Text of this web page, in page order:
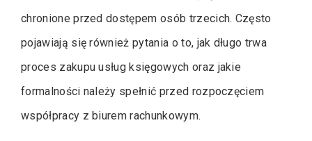
chronione przed dostępem osób trzecich. Często
pojawiają się również pytania o to, jak długo trwa
proces zakupu usług księgowych oraz jakie
formalności należy spełnić przed rozpoczęciem
współpracy z biurem rachunkowym.